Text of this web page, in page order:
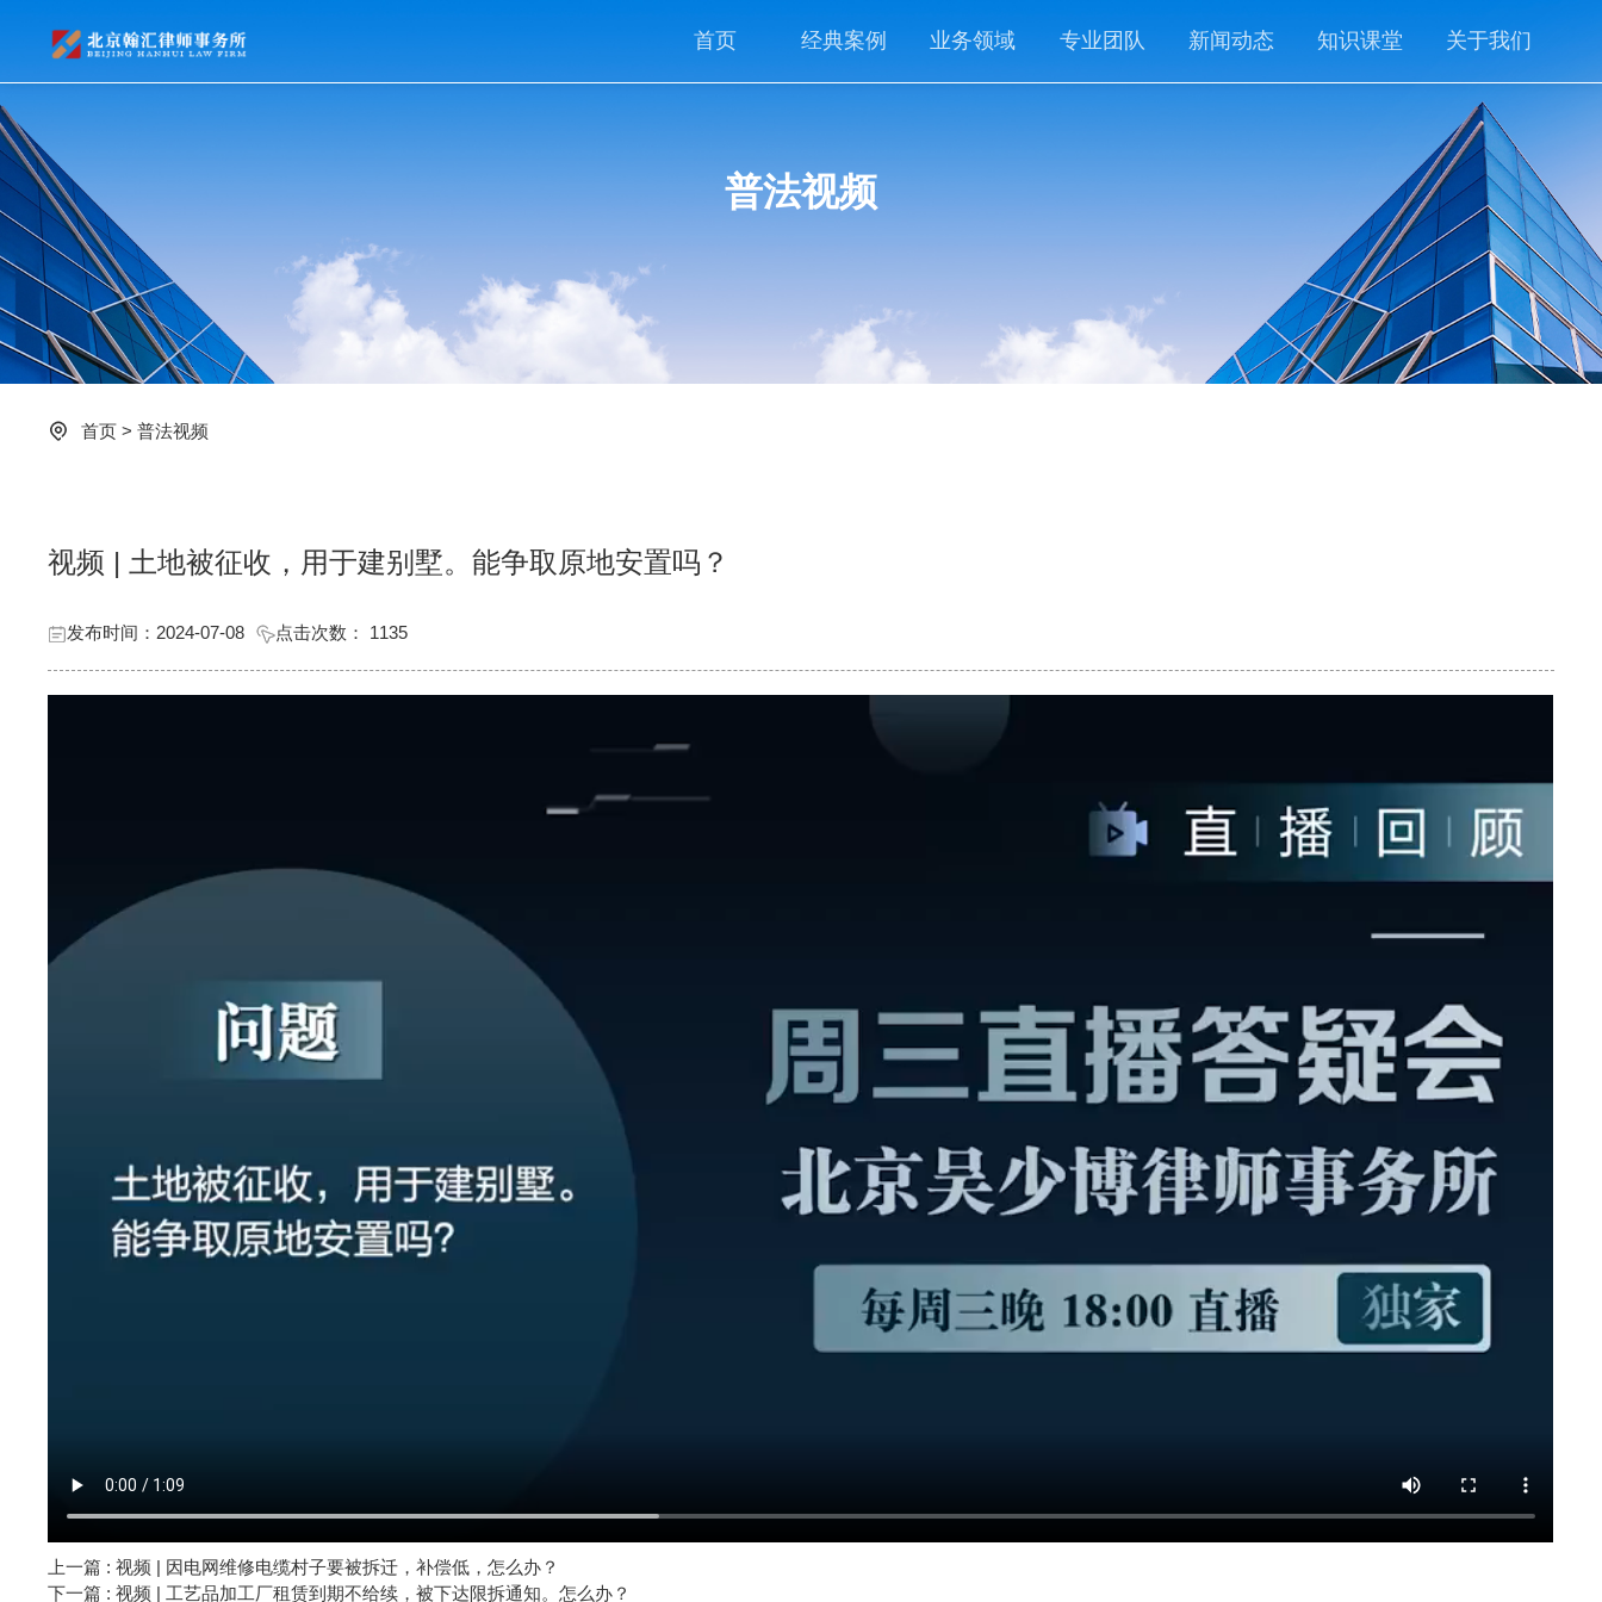
首页 经典案例 业务领域 专业团队 新闻动态 知识课堂 关于我们
普法视频
首页 >普法视频
视频 | 土地被征收，用于建别墅。能争取原地安置吗？
发布时间：2024-07-08 点击次数： 1135
上一篇 : 视频 | 因电网维修电缆村子要被拆迁，补偿低，怎么办？
下一篇 : 视频 | 工艺品加工厂租赁到期不给续，被下达限拆通知。怎么办？